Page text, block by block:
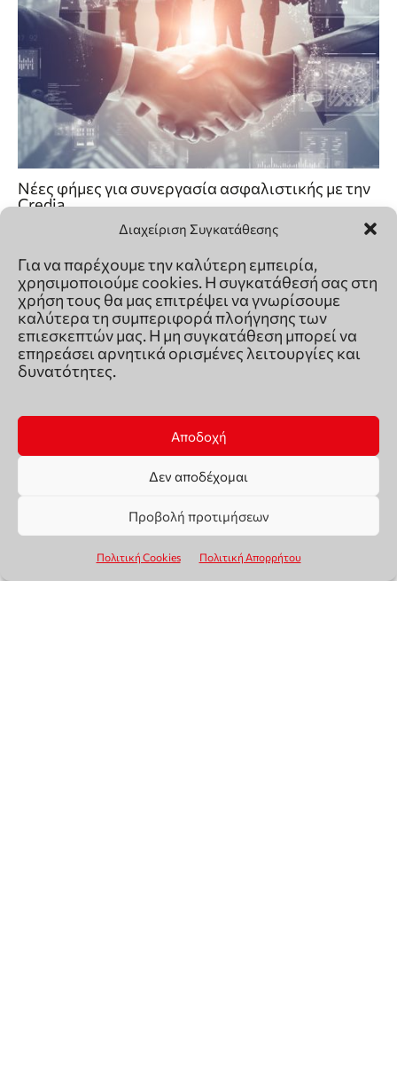
Διαχείριση Συγκατάθεσης
Για να παρέχουμε την καλύτερη εμπειρία,
χρησιμοποιούμε cookies. Η συγκατάθεσή σας στη
χρήση τους θα μας επιτρέψει να γνωρίσουμε
καλύτερα τη συμπεριφορά πλοήγησης των
επιεσκεπτών μας. Η μη συγκατάθεση μπορεί να
επηρεάσει αρνητικά ορισμένες λειτουργίες και
δυνατότητες.
Αποδοχή
Δεν αποδέχομαι
Προβολή προτιμήσεων
Πολιτική Cookies Πολιτική Απορρήτου